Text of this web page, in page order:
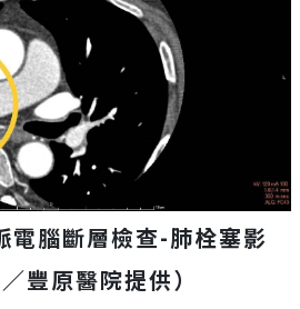
腦斷層檢查-肺栓塞影
豐原醫院提供）